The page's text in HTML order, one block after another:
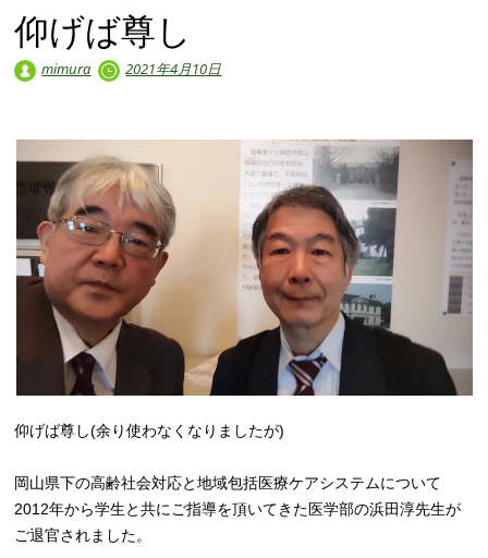
仰げば尊し
mimura 2021年4月10日
仰げば尊し(余り使わなくなりましたが)
岡山県下の高齢社会対応と地域包括医療ケアシステムについて
2012年から学生と共にご指導を頂いてきた医学部の浜田淳先生が
ご退官されました。